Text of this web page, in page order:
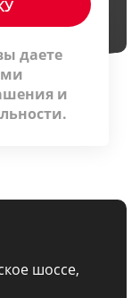
даете
и
.
шоссе,